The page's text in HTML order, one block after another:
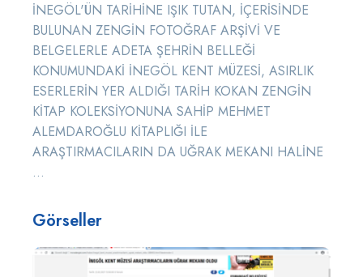
İNEGÖL'ÜN TARİHİNE IŞIK TUTAN, İÇERİSİNDE
BULUNAN ZENGİN FOTOĞRAF ARŞİVİ VE
BELGELERLE ADETA ŞEHRİN BELLEĞİ
KONUMUNDAKİ İNEGÖL KENT MÜZESİ, ASIRLIK
ESERLERİN YER ALDIĞI TARİH KOKAN ZENGİN
KİTAP KOLEKSİYONUNA SAHİP MEHMET
ALEMDAROĞLU KİTAPLIĞI İLE
ARAŞTIRMACILARIN DA UĞRAK MEKANI HALİNE
...
Görseller